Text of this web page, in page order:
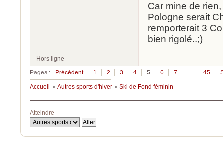
Car mine de
Pologne serait
remporterait 3
bien rigolé..;)
Hors ligne
Pages :
Précédent 1 2 3 4 5 6 7 45
Accueil » Autres sports d'hiver » Ski de Fond féminin
Atteindre